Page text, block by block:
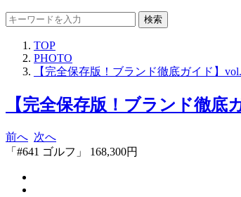
検索
TOP
PHOTO
【完全保存版！ブランド徹底ガイド】
【完全保存版！ブランド徹
前へ 次へ
「#641 ゴルフ」 168,300円